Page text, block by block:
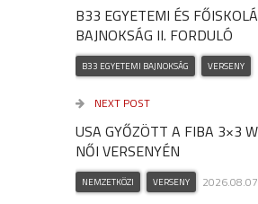
B33 EGYETEMI ÉS
BAJNOKSÁG II. FORDULÓ
B33 EGYETEMI BAJNOKSÁG VERSENY
NEXT POST
USA GYŐZÖTT A FIBA 3×3
NŐI VERSENYÉN
NEMZETKÖZI VERSENY